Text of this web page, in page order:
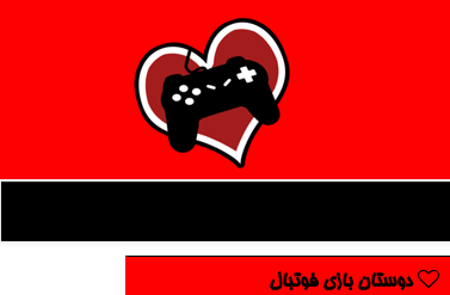
دوستان بازی فوتبال